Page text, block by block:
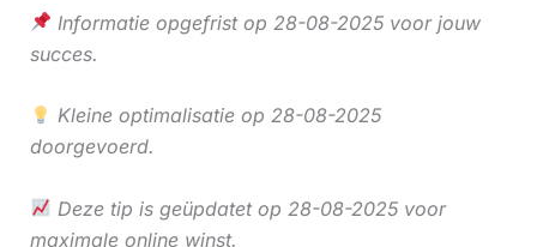
Informatie opgefrist op 28-08-2025 voor jouw
succes.
Kleine optimalisatie op 28-08-2025
doorgevoerd.
Deze tip is geüpdatet op 28-08-2025 voor
maximale online winst.